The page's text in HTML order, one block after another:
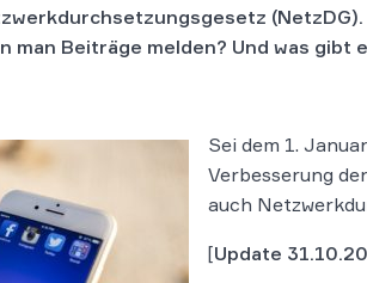
man Beiträge melden? Und was gibt
Sei dem 1.
Verbesserung
auch
[Update